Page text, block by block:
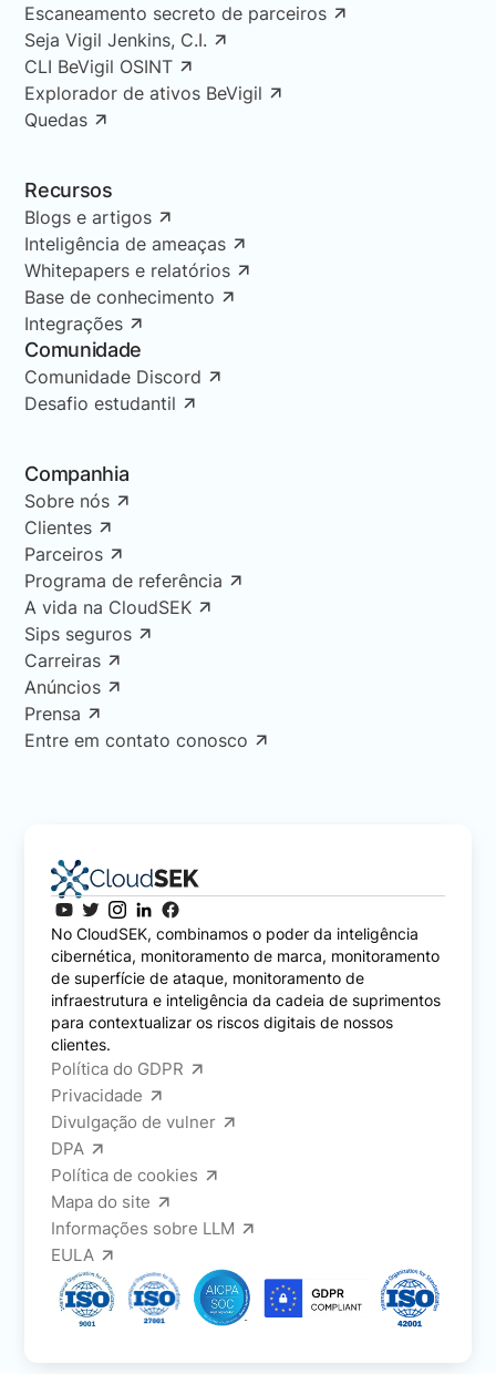
Escaneamento secreto de parceiros
Seja Vigil Jenkins, C.I.
CLI BeVigil OSINT
Explorador de ativos BeVigil
Quedas
Recursos
Blogs e artigos
Inteligência de ameaças
Whitepapers e relatórios
Base de conhecimento
Integrações
Comunidade
Comunidade Discord
Desafio estudantil
Companhia
Sobre nós
Clientes
Parceiros
Programa de referência
A vida na CloudSEK
Sips seguros
Carreiras
Anúncios
Prensa
Entre em contato conosco
No CloudSEK, combinamos o poder da inteligência
cibernética, monitoramento de marca, monitoramento
de superfície de ataque, monitoramento de
infraestrutura e inteligência da cadeia de suprimentos
para contextualizar os riscos digitais de nossos
clientes.
Política do GDPR
Privacidade
Divulgação de vulner
DPA
Política de cookies
Mapa do site
Informações sobre LLM
EULA